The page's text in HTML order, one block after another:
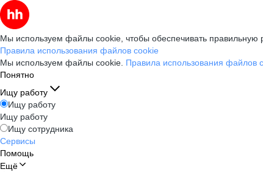
Мы используем файлы cookie, чтобы обеспечивать правильную
Правила использования файлов cookie
Мы используем файлы cookie. Правила использования файлов
Понятно
Ищу работу
Ищу работу
Ищу работу
Ищу сотрудника
Сервисы
Помощь
Ещё